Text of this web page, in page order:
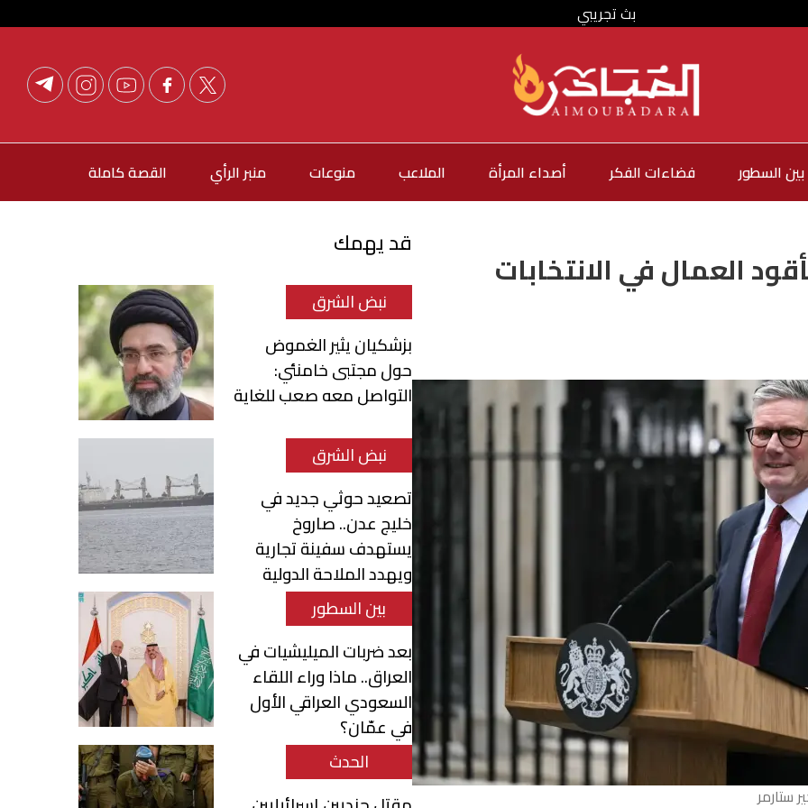
بث تجريبي
بين السطور فضاءات الفكر أصداء المرأة الملاعب منوعات منبر الرأي القصة كاملة
العمال في الانتخابات
ستارمر
قد يهمك
نبض الشرق
بزشكيان يثير الغموض
حول مجتبى خامنئي:
التواصل معه صعب للغاية
نبض الشرق
تصعيد حوثي جديد في
خليج عدن.. صاروخ
يستهدف سفينة تجارية
ويهدد الملاحة الدولية
بين السطور
بعد ضربات الميليشيات في
العراق.. ماذا وراء اللقاء
السعودي العراقي الأول
في عمّان؟
الحدث